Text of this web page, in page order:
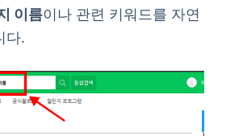
이름이나 관련 키워드를 자연
다.